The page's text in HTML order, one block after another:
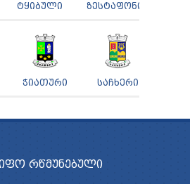
ᲢᲧᲘᲑᲣᲚᲘ ᲖᲔᲡᲢᲐᲤᲝᲜᲘ
ᲭᲘᲐᲗᲣᲠᲘ ᲡᲐᲩᲮᲔᲠᲘ
ᲠᲬᲛᲣᲜᲔᲑᲣᲚᲘ